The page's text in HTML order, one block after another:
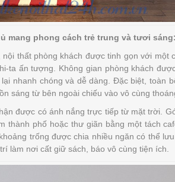
mang phong cách trẻ trung và tươi sáng:
thất phòng khách được tinh gọn với một
ta ấn tượng. Không gian phòng khách
nhanh chóng và dễ dàng. Đặc biệt, toàn
sáng từ bên ngoài chiếu vào vô cùng
được có ánh nắng trực tiếp từ mặt trời.
thành phố hoặc thư giãn bằng một tách
trống được chia nhiều ngăn có thể
làm nơi cất giữ sách, báo vô cùng tiện ích.